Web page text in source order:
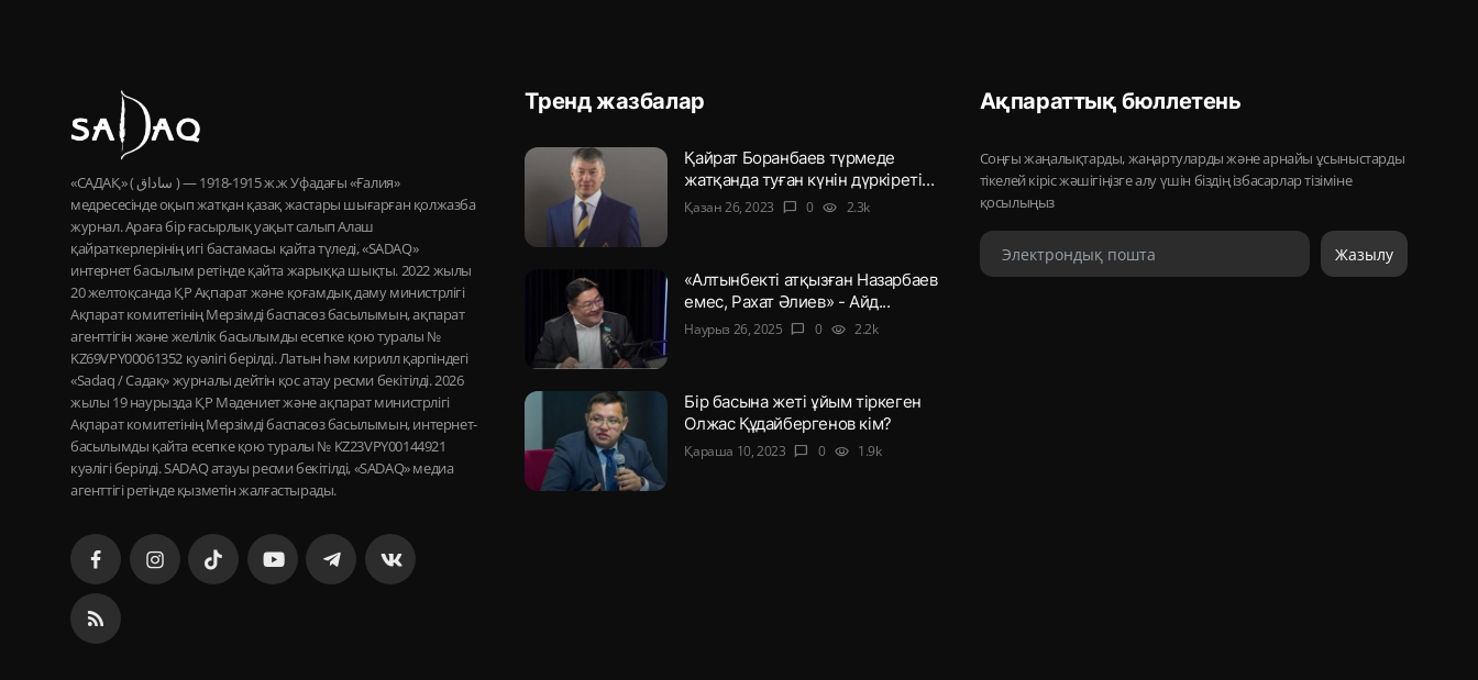
«САДАҚ» ( ساداق ) — 1915-1918 ж.ж Уфадағы «Ғалия»
медресесінде оқып жатқан қазақ жастары шығарған қолжазба
журнал. Араға бір ғасырлық уақыт салып Алаш
қайраткерлерінің игі бастамасы қайта түледі, «SADAQ»
интернет басылым ретінде қайта жарыққа шықты. 2022 жылы
20 желтоқсанда ҚР Ақпарат және қоғамдық даму министрлігі
Ақпарат комитетінің Мерзімді баспасөз басылымын, ақпарат
агенттігін және желілік басылымды есепке қою туралы №
KZ69VPY00061352 куәлігі берілді. Латын һәм кирилл қарпіндегі
«Sadaq / Садақ» журналы дейтін қос атау ресми бекітілді. 2026
жылы 19 наурызда ҚР Мәдениет және ақпарат министрлігі
Ақпарат комитетінің Мерзімді баспасөз басылымын, интернет-
басылымды қайта есепке қою туралы № KZ23VPY00144921
куәлігі берілді. SADAQ атауы ресми бекітілді, «SADAQ» медиа
агенттігі ретінде қызметін жалғастырады.
Тренд жазбалар
Қайрат Боранбаев түрмеде
жатқанда туған күнін дүркіреті...
Қазан 26, 2023 chat_bubble 0 visibility 2.3k
«Алтынбекті атқызған Назарбаев
емес, Рахат Әлиев» - Айд...
Наурыз 26, 2025 chat_bubble 0 visibility 2.2k
Бір басына жеті ұйым тіркеген
Олжас Құдайбергенов кім?
Қараша 10, 2023 chat_bubble 0 visibility 1.9k
Ақпараттық бюллетень
Соңғы жаңалықтарды, жаңартуларды және арнайы ұсыныстарды
тікелей кіріс жәшігіңізге алу үшін біздің ізбасарлар тізіміне
қосылыңыз
Жазылу